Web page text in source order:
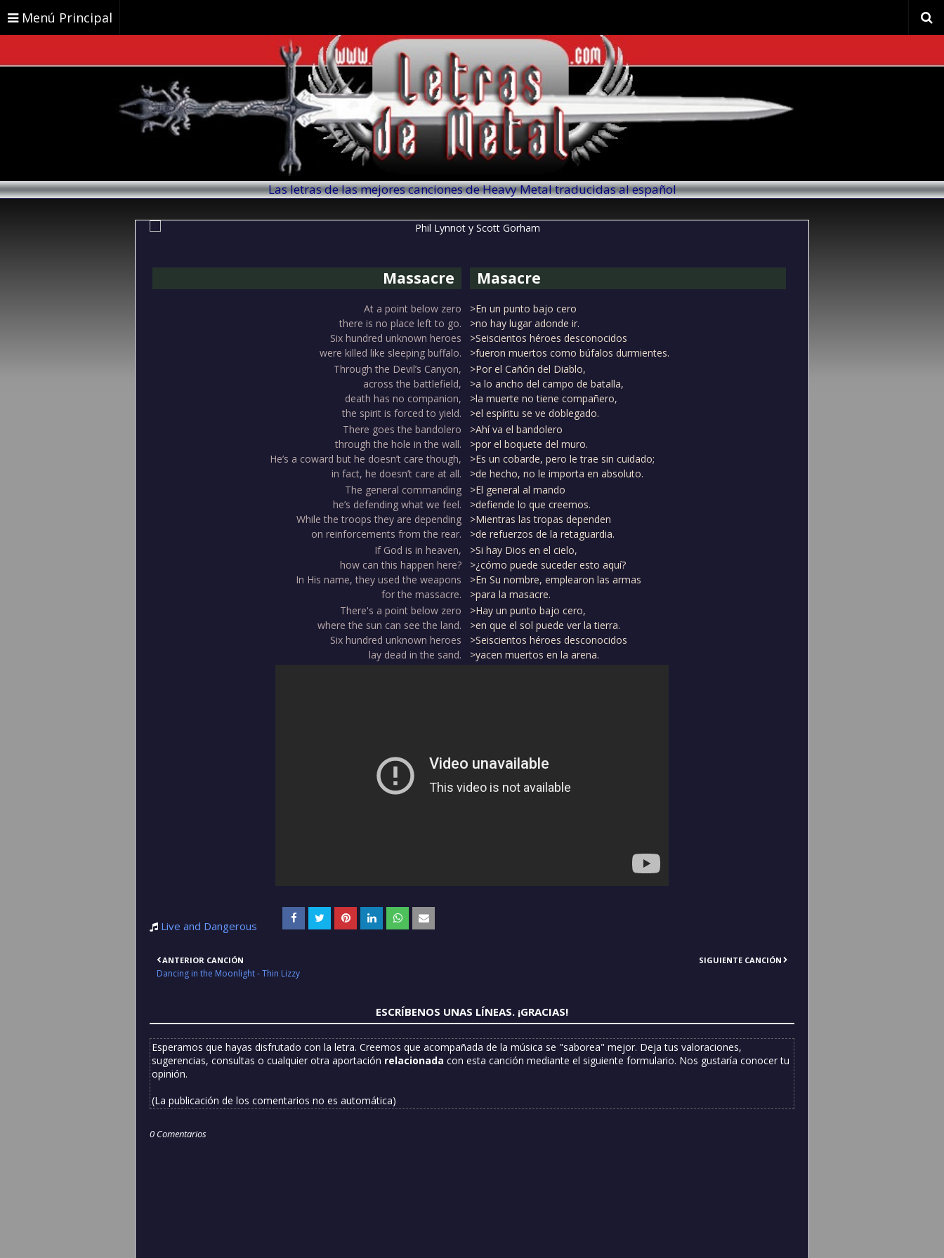
Menú Principal
Las letras de las mejores canciones de Heavy Metal traducidas al español
Massacre Masacre
At a point below zero
there is no place left to go.
Six hundred unknown heroes
were killed like sleeping buffalo.
>En un punto bajo cero
>no hay lugar adonde ir.
>Seiscientos héroes desconocidos
>fueron muertos como búfalos durmientes.
Through the Devil’s Canyon,
across the battlefield,
death has no companion,
the spirit is forced to yield.
>Por el Cañón del Diablo,
>a lo ancho del campo de batalla,
>la muerte no tiene compañero,
>el espíritu se ve doblegado.
There goes the bandolero
through the hole in the wall.
He’s a coward but he doesn’t care though,
in fact, he doesn’t care at all.
>Ahí va el bandolero
>por el boquete del muro.
>Es un cobarde, pero le trae sin cuidado;
>de hecho, no le importa en absoluto.
The general commanding
he’s defending what we feel.
While the troops they are depending
on reinforcements from the rear.
>El general al mando
>defiende lo que creemos.
>Mientras las tropas dependen
>de refuerzos de la retaguardia.
If God is in heaven,
how can this happen here?
In His name, they used the weapons
for the massacre.
>Si hay Dios en el cielo,
>¿cómo puede suceder esto aquí?
>En Su nombre, emplearon las armas
>para la masacre.
There's a point below zero
where the sun can see the land.
Six hundred unknown heroes
lay dead in the sand.
>Hay un punto bajo cero,
>en que el sol puede ver la tierra.
>Seiscientos héroes desconocidos
>yacen muertos en la arena.
Live and Dangerous
ANTERIOR CANCIÓN
Dancing in the Moonlight - Thin Lizzy
SIGUIENTE CANCIÓN
ESCRÍBENOS UNAS LÍNEAS. ¡GRACIAS!
Esperamos que hayas disfrutado con la letra. Creemos que acompañada de la música se "saborea" mejor. Deja tus valoraciones,
sugerencias, consultas o cualquier otra aportación relacionada con esta canción mediante el siguiente formulario. Nos gustaría conocer tu
opinión.
(La publicación de los comentarios no es automática)
0 Comentarios